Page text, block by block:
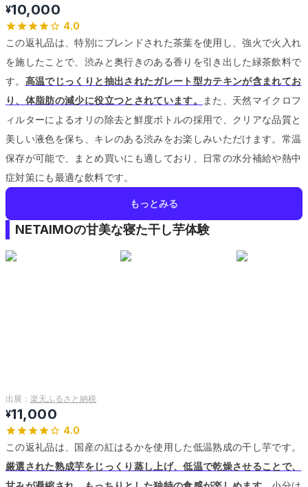
¥10,000
4.0
この返礼品は、特別にブレンドされた茶葉を使用し、強火で火入れ
を施したことで、渋みと奥行きのある香りを引き出した緑茶飲料で
す。 高温でじっくりと抽出されたガレート型カテキンが含まれてお
り、体脂肪の減少に役立つとされています。
また、天然マイクロフ
ィルターによるオリの除去と鮮度ボトルの採用で、クリアな品質と
美しい液色を保ち、キレのある渋みをお楽しみいただけます。 常温
保存が可能で、まとめ買いにも適しており、日常の水分補給や熱中
症対策にも最適な飲料です。
もっとみる
NETAIMOの甘美な寝た干し芋体験
出展： 楽天ふるさと納税
¥11,000
4.0
この返礼品は、国産の紅はるかを使用した低温熟成の干し芋です。
厳選された熟成芋をじっくり蒸し上げ、低温で乾燥させることで、